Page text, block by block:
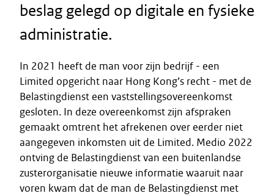
beslag gelegd op digitale en fysieke
administratie.
In 2021 heeft de man voor zijn bedrijf - een
Limited opgericht naar Hong Kong’s recht - met de
Belastingdienst een vaststellingsovereenkomst
gesloten. In deze overeenkomst zijn afspraken
gemaakt omtrent het afrekenen over eerder niet
aangegeven inkomsten uit de Limited. Medio 2022
ontving de Belastingdienst van een buitenlandse
zusterorganisatie nieuwe informatie waaruit naar
voren kwam dat de man de Belastingdienst met